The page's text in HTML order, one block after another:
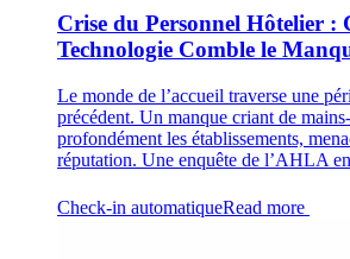
Crise du Personnel Hôtelier :
Technologie Comble le
Le monde de l’accueil traverse une
précédent. Un manque criant de
profondément les établissements,
réputation. Une enquête de l’AHLA
Check-in automatiqueRead more